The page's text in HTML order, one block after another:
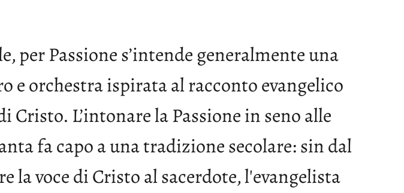
per Passione s’intende generalmente una
e orchestra ispirata al racconto evangelico
Cristo. L’intonare la Passione in seno alle
fa capo a una tradizione secolare: sin dal
la voce di Cristo al sacerdote, l'evangelista